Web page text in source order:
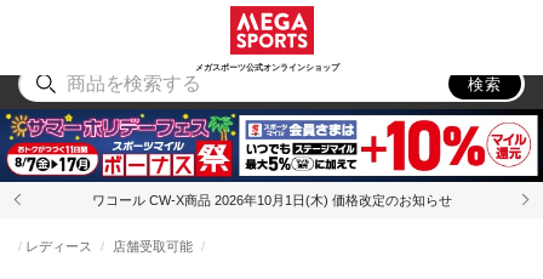
メガスポーツ公式オンラインショップ
アウトドア
検索
ワコール CW-X商品 2026年10月1日(木) 価格改定のお知らせ
レディース 店舗受取可能